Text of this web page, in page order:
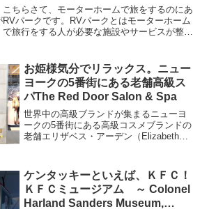
ちらさて、モーターホームで旅をするのにあ
パークです。RVパークとはモーターホーム
で旅行をする人が必要な施設やサービスが整っ
お姫様気分でリラックス。ニュー
ヨークの5番街にある老舗高級ス
パThe Red Door Salon & Spa
世界中の高級ブランドが集まるニューヨ
ークの5番街にある高級コスメブランドの
老舗エリザベス・アーデン（Elizabeth
で、贅沢スパ体験して...
ケンタッキーといえば、ＫＦＣ！
ＫＦＣミュージアム ～ Colonel
Harland Sanders Museum,